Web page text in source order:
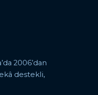
2006’dan
destekli,